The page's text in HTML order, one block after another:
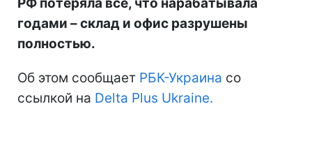
годами – склад и офис разрушены
полностью.
Об этом сообщает РБК-Украина со
ссылкой на Delta Plus Ukraine.